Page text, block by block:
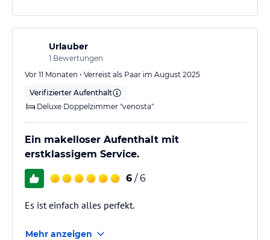
Urlauber
1 Bewertungen
Vor 11 Monaten • Verreist als Paar im August 2025
Verifizierter Aufenthalt
Deluxe Doppelzimmer "venosta"
Ein makelloser Aufenthalt mit
erstklassigem Service.
6 / 6
Es ist einfach alles perfekt.
Mehr anzeigen